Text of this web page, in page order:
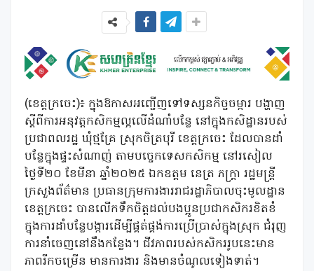
(ខេត្តក្រចេះ)៖ ក្នុងឱកាសអញ្ជើញទៅទស្សនកិច្ចចម្ការ បង្ហាញ
ស្តីពីការអនុវត្តកសិកម្មល្អលើដំណាំបន្លែ នៅក្នុងកសិដ្ឋានរបស់
ប្រជាពលរដ្ឋ ឃុំថ្មគ្រែ ស្រុកចិត្របុរី ខេត្តក្រចេះ ដែលបានដាំ
បន្លែក្នុងផ្ទះសំណាញ់ តាមបច្ចេកទេសកសិកម្ម នៅរសៀល
ថ្ងៃទី២០ ខែមីនា ឆ្នាំ២០២៥ ឯកឧត្តម នេត្រ ភក្ត្រា រដ្ឋមន្ត្រី
ក្រសួងព័ត៌មាន ប្រធានក្រុមការងាររាជរដ្ឋាភិបាលចុះមូលដ្ឋាន
ខេត្តក្រចេះ បានលើកទឹកចិត្តដល់បងប្អូនប្រជាកសិករខិតខំ
ក្នុងការដាំបន្លែបង្ការដើម្បីផ្គត់ផ្គង់ការប្រើប្រាស់ក្នុងស្រុក ជំរុញ
ការនាំចេញនៅនឹងកន្លែង។ ជីវភាពរបស់កសិកររូបនេះមាន
ភាពរីកចម្រើន មានការងារ និងមានចំណូលទៀងទាត់។